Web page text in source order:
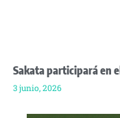
Sakata participará en
3 junio, 2026